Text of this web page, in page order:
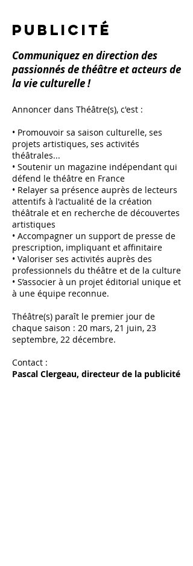
publicité
Communiquez en direction des
passionnés de théâtre et acteurs de
la vie culturelle !
Annoncer dans Théâtre(s), c'est :
• Promouvoir sa saison culturelle, ses
projets artistiques, ses activités
théâtrales...
• Soutenir un magazine indépendant qui
défend le théâtre en France
• Relayer sa présence auprès de lecteurs
attentifs à l'actualité de la création
théâtrale et en recherche de découvertes
artistiques
• Accompagner un support de presse de
prescription, impliquant et affinitaire
• Valoriser ses activités auprès des
professionnels du théâtre et de la culture
• S’associer à un projet éditorial unique et
à une équipe reconnue.
Théâtre(s) paraît le premier jour de
chaque saison : 20 mars, 21 juin, 23
septembre, 22 décembre.
Contact :
Pascal Clergeau, directeur de la publicité